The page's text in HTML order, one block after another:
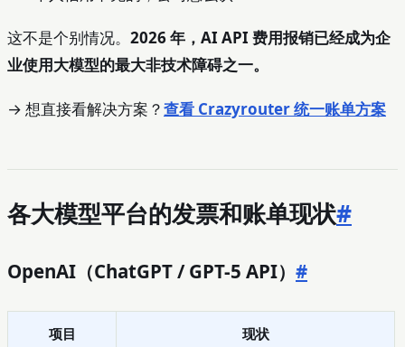
这不是个别情况。 2026 年，AI API 费用报销已经成为企
业使用大模型的最大非技术障碍之一。
→ 想直接看解决方案？查看 Crazyrouter 统一账单方案
各大模型平台的发票和账单现状#
OpenAI（ChatGPT / GPT-5 API） #
项目 现状